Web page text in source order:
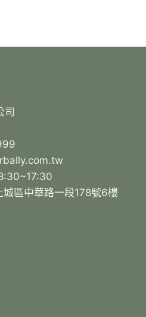
司
區中華路一段178號6樓